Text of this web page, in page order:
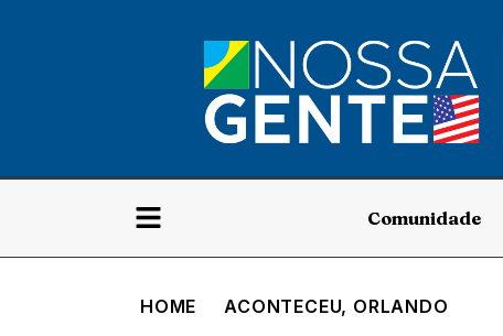
Comunidade
HOME ACONTECEU, ORLANDO